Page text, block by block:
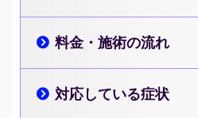
料金・施術の流れ
対応している症状